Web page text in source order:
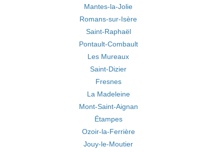
Mantes-la-Jolie
Romans-sur-Isère
Saint-Raphaël
Pontault-Combault
Les Mureaux
Saint-Dizier
Fresnes
La Madeleine
Mont-Saint-Aignan
Étampes
Ozoir-la-Ferrière
Jouy-le-Moutier